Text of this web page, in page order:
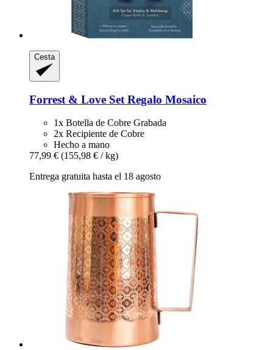
Cesta
Forrest & Love Set Regalo Mosaico
1x Botella de Cobre Grabada
2x Recipiente de Cobre
Hecho a mano
77,99 € (155,98 € / kg)
Entrega gratuita hasta el 18 agosto